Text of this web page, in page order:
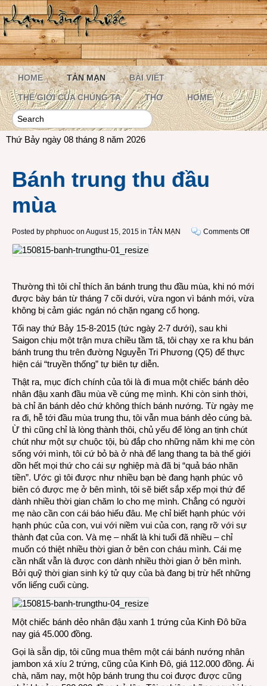
HOME TẢN MẠN BÀI VIẾT
THẾ GIỚI CỦA CHÚNG TA THƠ HOME
Thứ Bảy ngày 08 tháng 8 năm 2026
Bánh trung thu đầu
mùa
Posted by phphuoc on August 15, 2015 in TẢN MẠN Comments Offon
mùa
Thường thì tôi chỉ thích ăn bánh trung thu đầu mùa, khi nó mới
được bày bán từ tháng 7 cõi dưới, vừa ngon vì bánh mới, vừa
không bị cảm giác ngán nó chặn ngang cổ họng.
Tối nay thứ Bảy 15-8-2015 (tức ngày 2-7 dưới), sau khi
Saigon chịu một trận mưa chiều tầm tã, tôi chạy xe ra khu bán
bánh trung thu trên đường Nguyễn Tri Phương (Q5) để thực
hiện cái “truyền thống” tự biên tự diễn.
Thật ra, mục đích chính của tôi là đi mua một chiếc bánh dẻo
nhân đậu xanh đầu mùa về cúng mẹ mình. Khi còn sinh thời,
bà chỉ ăn bánh dẻo chứ không thích bánh nướng. Từ ngày mẹ
ra đi, hễ tới đầu mùa trung thu, tôi vẫn mua bánh dẻo cúng bà.
Ừ thì cũng chỉ là lòng thành thôi, chủ yếu để lòng an tịnh chút
chút như một sự chuộc tội, bù đắp cho những năm khi mẹ còn
sống với mình, tôi cứ bỏ bà ở nhà để lang thang ta bà thế giới
dồn hết mọi thứ cho cái sự nghiệp mà đã bị “quả báo nhãn
tiền”. Ước gì tôi được như nhiều bạn bè đang hạnh phúc vô
biên có được mẹ ở bên mình, tôi sẽ biết sắp xếp mọi thứ để
dành nhiều thời gian chăm lo cho mẹ mình. Chẳng có người
mẹ nào cần con cái báo hiếu đâu. Mẹ chỉ biết hạnh phúc với
hạnh phúc của con, vui với niềm vui của con, rạng rỡ với sự
thành đạt của con. Và mẹ – nhất là khi tuổi đã nhiều – chỉ
muốn có thiệt nhiều thời gian ở bên con cháu mình. Cái mẹ
cần nhất vẫn là được con dành nhiều thời gian ở bên mình.
Bởi quỹ thời gian sinh ký tử quy của bà đang bị trừ hết những
vốn liếng cuối cùng.
Một chiếc bánh dẻo nhân đậu xanh 1 trứng của Kinh Đô bữa
nay giá 45.000 đồng.
Gọi là sẵn dịp, tôi cũng mua thêm một cái bánh nướng nhân
jambon xá xíu 2 trứng, cũng của Kinh Đô, giá 112.000 đồng. Ái
chà, năm nay, một hộp bánh trung thu coi được được cũng